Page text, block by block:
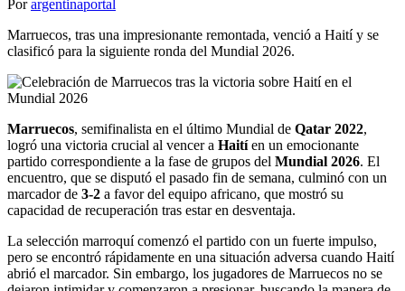
Porargentinaportal
Marruecos, tras una impresionante remontada, venció a Haití y se
clasificó para la siguiente ronda del Mundial 2026.
Marruecos, semifinalista en el último Mundial de Qatar 2022,
logró una victoria crucial al vencer a Haitíen un emocionante
partido correspondiente a la fase de grupos del Mundial 2026. El
encuentro, que se disputó el pasado fin de semana, culminó con un
marcador de 3-2 a favor del equipo africano, que mostró su
capacidad de recuperación tras estar en desventaja.
La selección marroquí comenzó el partido con un fuerte impulso,
pero se encontró rápidamente en una situación adversa cuando Haití
abrió el marcador. Sin embargo, los jugadores de Marruecos no se